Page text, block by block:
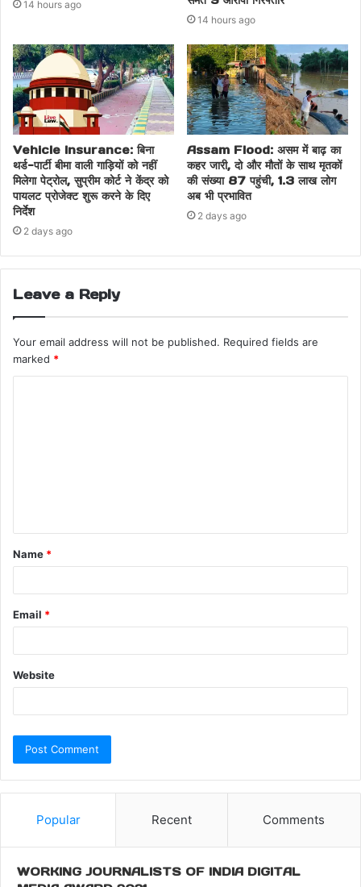
14 hours ago
14 hours ago
Vehicle Insurance: बिना
थर्ड-पार्टी बीमा वाली गाड़ियों को नहीं
मिलेगा पेट्रोल, सुप्रीम कोर्ट ने केंद्र को
पायलट प्रोजेक्ट शुरू करने के दिए
निर्देश
2 days ago
Assam Flood: असम में बाढ़ का
कहर जारी, दो और मौतों के साथ मृतकों
की संख्या 87 पहुंची, 1.3 लाख लोग
अब भी प्रभावित
2 days ago
Leave a Reply
Your email address will not be published. Required fields are
marked *
Name *
Email *
Website
Popular Recent Comments
WORKING JOURNALISTS OF INDIA DIGITAL